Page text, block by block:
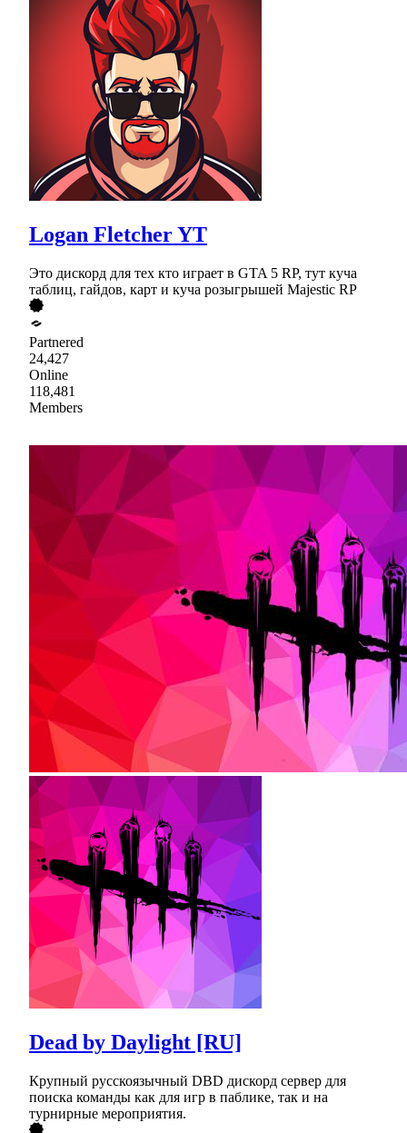
Logan Fletcher YT
Это дискорд для тех кто играет в GTA 5 RP, тут куча
таблиц, гайдов, карт и куча розыгрышей Majestic RP
Partnered
24,427
Online
118,481
Members
Dead by Daylight [RU]
Крупный русскоязычный DBD дискорд сервер для
поиска команды как для игр в паблике, так и на
турнирные мероприятия.